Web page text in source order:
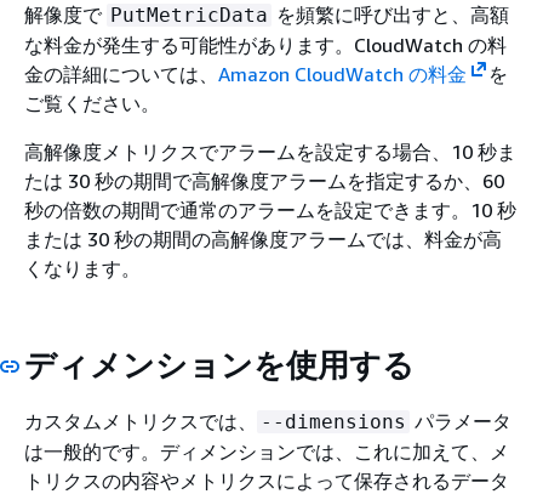
解像度で PutMetricData を頻繁に呼び出すと、高額
な料金が発生する可能性があります。CloudWatch の料
金の詳細については、 Amazon CloudWatch の料金
を
ご覧ください。
高解像度メトリクスでアラームを設定する場合、10 秒ま
たは 30 秒の期間で高解像度アラームを指定するか、60
秒の倍数の期間で通常のアラームを設定できます。10 秒
または 30 秒の期間の高解像度アラームでは、料金が高
くなります。
ディメンションを使用する
カスタムメトリクスでは、 --dimensions パラメータ
は一般的です。ディメンションでは、これに加えて、メ
トリクスの内容やメトリクスによって保存されるデータ